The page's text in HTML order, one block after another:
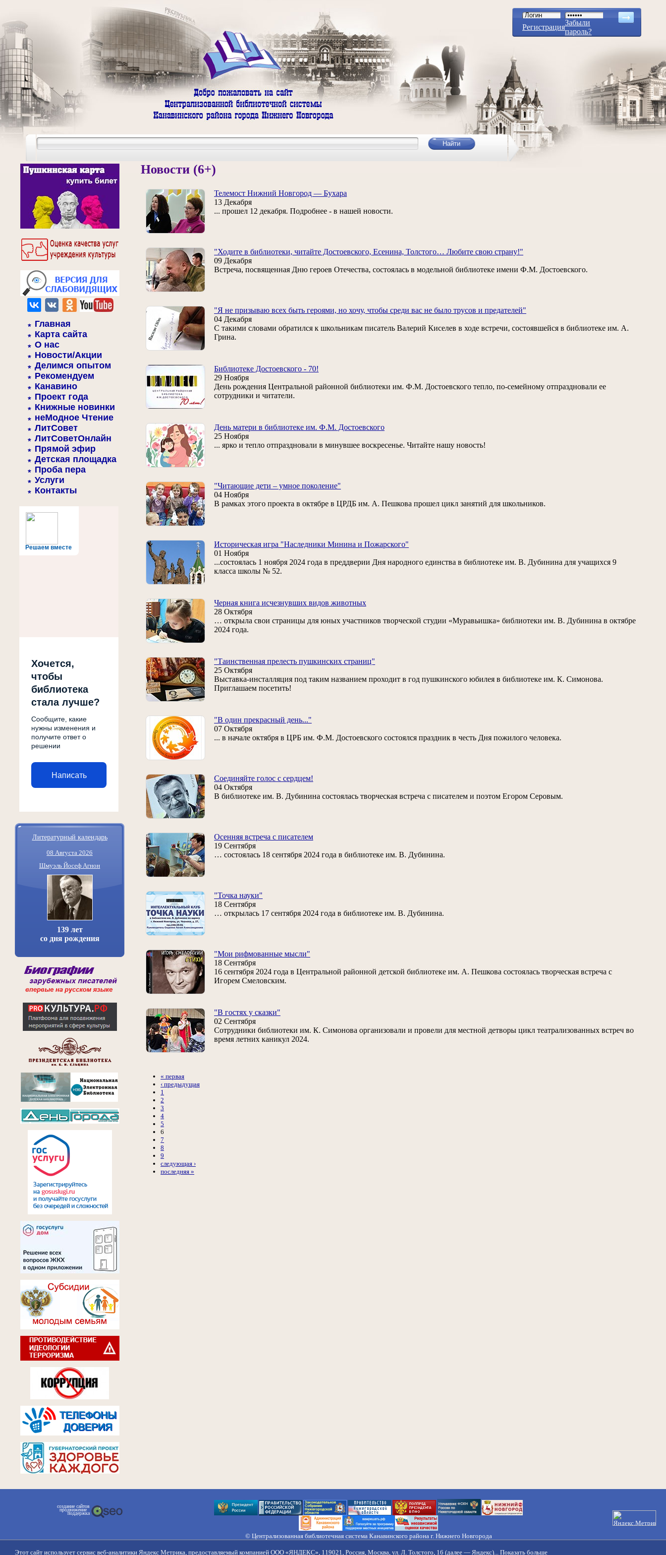
Регистрация
Забыли
пароль?
Главная
Карта сайта
О нас
Новости/Акции
Делимся опытом
Рекомендуем
Канавино
Проект года
Книжные новинки
неМодное Чтение
ЛитСовет
ЛитСоветОнлайн
Прямой эфир
Детская площадка
Проба пера
Услуги
Контакты
Решаем вместе
Хочется,
чтобы
библиотека
стала лучше?
Сообщите, какие
нужны изменения и
получите ответ о
решении
Написать
Литературный календарь
08 Августа 2026
Шмуэль Йосеф Агнон
139 лет
со дня рождения
Новости (6+)
Телемост Нижний Новгород — Бухара
13 Декабря
... прошел 12 декабря. Подробнее - в нашей новости.
"Ходите в библиотеки, читайте Достоевского, Есенина, Толстого… Любите свою страну!"
09 Декабря
Встреча, посвященная Дню героев Отечества, состоялась в модельной библиотеке имени Ф.М. Достоевского.
"Я не призываю всех быть героями, но хочу, чтобы среди вас не было трусов и предателей"
04 Декабря
С такими словами обратился к школьникам писатель Валерий Киселев в ходе встречи, состоявшейся в библиотеке им. А.
Грина.
Библиотеке Достоевского - 70!
29 Ноября
День рождения Центральной районной библиотеки им. Ф.М. Достоевского тепло, по-семейному отпраздновали ее
сотрудники и читатели.
День матери в библиотеке им. Ф.М. Достоевского
25 Ноября
... ярко и тепло отпраздновали в минувшее воскресенье. Читайте нашу новость!
"Читающие дети – умное поколение"
04 Ноября
В рамках этого проекта в октябре в ЦРДБ им. А. Пешкова прошел цикл занятий для школьников.
Историческая игра "Наследники Минина и Пожарского"
01 Ноября
...состоялась 1 ноября 2024 года в преддверии Дня народного единства в библиотеке им. В. Дубинина для учащихся 9
класса школы № 52.
Черная книга исчезнувших видов животных
28 Октября
… открыла свои страницы для юных участников творческой студии «Муравьишка» библиотеки им. В. Дубинина в октябре
2024 года.
"Таинственная прелесть пушкинских страниц"
25 Октября
Выставка-инсталляция под таким названием проходит в год пушкинского юбилея в библиотеке им. К. Симонова.
Приглашаем посетить!
"В один прекрасный день..."
07 Октября
... в начале октября в ЦРБ им. Ф.М. Достоевского состоялся праздник в честь Дня пожилого человека.
Соединяйте голос с сердцем!
04 Октября
В библиотеке им. В. Дубинина состоялась творческая встреча с писателем и поэтом Егором Серовым.
Осенняя встреча с писателем
19 Сентября
… состоялась 18 сентября 2024 года в библиотеке им. В. Дубинина.
"Точка науки"
18 Сентября
… открылась 17 сентября 2024 года в библиотеке им. В. Дубинина.
"Мои рифмованные мысли"
18 Сентября
16 сентября 2024 года в Центральной районной детской библиотеке им. А. Пешкова состоялась творческая встреча с
Игорем Смеловским.
"В гостях у сказки"
02 Сентября
Сотрудники библиотеки им. К. Симонова организовали и провели для местной детворы цикл театрализованных встреч во
время летних каникул 2024.
« первая
‹ предыдущая
1
2
3
4
5
6
7
8
9
следующая ›
последняя »
создание сайтов
продвижение
поддержка
© Централизованная библиотечная система Канавинского района г. Нижнего Новгорода
Правила обработки персональных данных
Этот сайт использует сервис веб-аналитики Яндекс Метрика, предоставляемый компанией ООО «ЯНДЕКС», 119021, Россия, Москва, ул. Л. Толстого, 16 (далее — Яндекс)... Показать больше